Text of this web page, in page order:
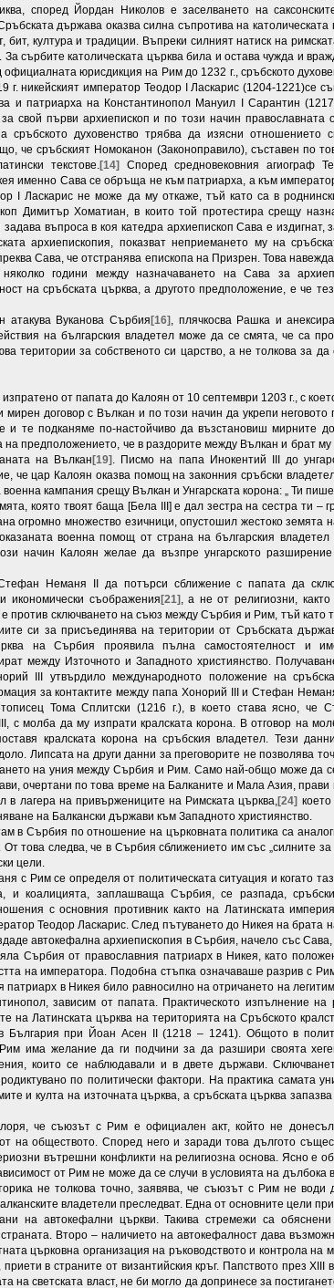
според Йордан Николов е заселването на
държава оказва силна съпротива на католическата
бит, култура и традиции. Въпреки силният натиск на
За сърбите католическата църква била и остава чужда и
официалната юрисдикция на Рим до 1232 г., сръбското
г. никейският император Теодор I Ласкарис (1204-1221)се
и патриархa на Константинопол Мануил I Сарантин
свой първи архиепископ и по този начин православната
сръбското духовенство трябва да изясни отношението
че сръбският Номоканон (Законоправило), съставен по
текстове.[14]
Според средновековния агиограф
именно Сава се обръща не към патриарха, а към
I Ласкарис не може да му откаже, тъй като са в
Димитър Хоматиан, в които той протестира срещу
задава въпроса в коя катедра архиепископ Сава е
архиепископия, показват неприемането му на
Сава, че отстранява епископа на Призрен. Това навежда
години между назначаването на Сава за
на сръбската църква, а другото предположение, е че
атакува Вуканова Сърбия [16] , плячкосва Рашка и
на българския владетел може да се смята, че са
територии за собственото си царство, а не толкова за
от папата до Калоян от 10 септември 1203 г., с
мирен договор с Вълкан и по този начин да укрепи неговото
и те подканяме по-настойчиво да възстановиш мирните
на предположението, че в раздорите между Вълкан и брат
на Вълкан [19] . Писмо на папа Инокентий III до
че цар Калоян оказва помощ на законния сръбски
кампания срещу Вълкан и Унгарската корона: „ Ти
която твоят баща [Бела III] е дал зестра на сестра ти –
огромно множество езичници, опустошил жестоко земята
военна помощ от страна на българския
начин Калоян желае да възпре унгарското разширение
Неманя II да потърси сближение с папата да
икономически съображения [21] , а не от религиозни,
против сключването на съюз между Сърбия и Рим, тъй като
си за присъединява на територии от Сръбската
на Сърбия проявила пълна самостоятелност и
между Източното и Западното християнство.
III утвърдило международното положение на
за контактите между папа Хонорий III и Стефан
Тома Сплитски (1216 г.), в което става ясно, че
с молба да му изпрати кралската корона. В отговор на
кралската корона на сръбския владетел. Тези
Липсата на други данни за преговорите не позволява
на уния между Сърбия и Рим. Само най-общо може да
очертани по това време на Балканите и Мала Азия,
в лагера на привържениците на Римската църква,[24]
на Балкански държави към Западното християнство.
в Сърбия по отношение на църковната политика са
това следва, че в Сърбия сближението им със „силните за
цели.
с Рим се определя от политическата ситуация и когато
и коалицията, заплашваща Сърбия, се разпада,
с основния противник както на Латинската
Теодор Ласкарис. След пътуването до Никея на
автокефална архиепископия в Сърбия, начело със
Сърбия от православния патриарх в Никея, като
на императора. Подобна стъпка означаваше разрив с
патриарх в Никея било равносилно на отричането на
зависим от папата. Практическото изпълнение
на Латинската църква на територията на Сръбското
България при Йоан Асен II (1218 – 1241). Общото в
има желание да ги подчини за да разшири своята
които се наблюдавали и в двете държави.
по политически фактори. На практика самата
и култа на източната църква, а сръбската църква
че съюзът с Рим е официален акт, който не
на обществото. Според него и заради това дългото
вътрешни конфликти на религиозна основа. Ясно е
от Рим не може да се случи в условията на дълбока
не толкова точно, заявява, че съюзът с Рим не води
владетели преследват. Една от основните цели
на автокефални църкви. Такива стремежи са
Второ – наличието на автокефалност дава
църковна организация на ръководството и контрола на
в страните от византийския кръг. Папството през XIII
на светската власт, не би могло да допринесе за